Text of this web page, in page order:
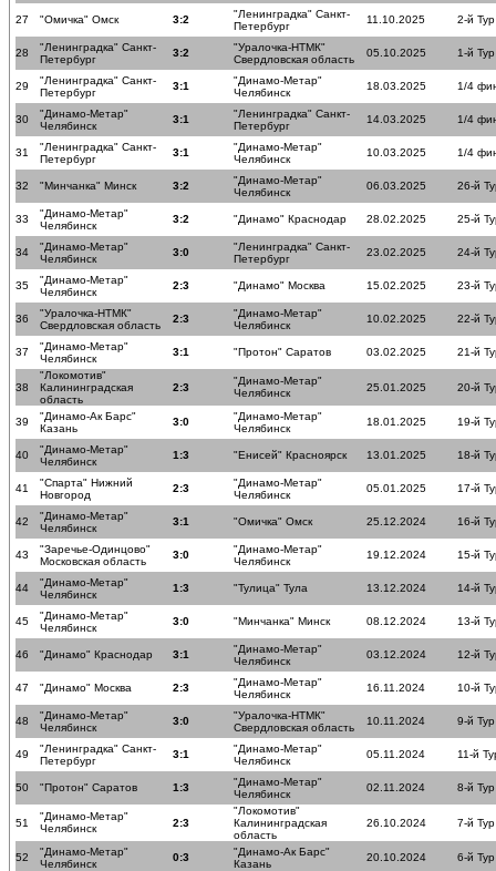
27 "Омичка" Омск 3:2
"Ленинградка" Санкт-
Петербург
11.10.2025 2-й Тур
28
"Ленинградка" Санкт-
Петербург
3:2
"Уралочка-НТМК"
Свердловская область
05.10.2025 1-й Тур
29
"Ленинградка" Санкт-
Петербург
3:1
"Динамо-Метар"
Челябинск
18.03.2025 1/4
30
"Динамо-Метар"
Челябинск
3:1
"Ленинградка" Санкт-
Петербург
14.03.2025 1/4
31
"Ленинградка" Санкт-
Петербург
3:1
"Динамо-Метар"
Челябинск
10.03.2025 1/4
32 "Минчанка" Минск 3:2
"Динамо-Метар"
Челябинск
06.03.2025 26-й
33
"Динамо-Метар"
Челябинск
3:2 "Динамо" Краснодар 28.02.2025 25-й
34
"Динамо-Метар"
Челябинск
3:0
"Ленинградка" Санкт-
Петербург
23.02.2025 24-й
35
"Динамо-Метар"
Челябинск
2:3 "Динамо" Москва 15.02.2025 23-й
36
"Уралочка-НТМК"
Свердловская область
2:3
"Динамо-Метар"
Челябинск
10.02.2025 22-й
37
"Динамо-Метар"
Челябинск
3:1 "Протон" Саратов 03.02.2025 21-й
38
"Локомотив"
Калининградская
область
2:3
"Динамо-Метар"
Челябинск
25.01.2025 20-й
39
"Динамо-Ак Барс"
Казань
3:0
"Динамо-Метар"
Челябинск
18.01.2025 19-й
40
"Динамо-Метар"
Челябинск
1:3 "Енисей" Красноярск 13.01.2025 18-й
41
"Спарта" Нижний
Новгород
2:3
"Динамо-Метар"
Челябинск
05.01.2025 17-й
42
"Динамо-Метар"
Челябинск
3:1 "Омичка" Омск 25.12.2024 16-й
43
"Заречье-Одинцово"
Московская область
3:0
"Динамо-Метар"
Челябинск
19.12.2024 15-й
44
"Динамо-Метар"
Челябинск
1:3 "Тулица" Тула 13.12.2024 14-й
45
"Динамо-Метар"
Челябинск
3:0 "Минчанка" Минск 08.12.2024 13-й
46 "Динамо" Краснодар 3:1
"Динамо-Метар"
Челябинск
03.12.2024 12-й
47 "Динамо" Москва 2:3
"Динамо-Метар"
Челябинск
16.11.2024 10-й
48
"Динамо-Метар"
Челябинск
3:0
"Уралочка-НТМК"
Свердловская область
10.11.2024 9-й Тур
49
"Ленинградка" Санкт-
Петербург
3:1
"Динамо-Метар"
Челябинск
05.11.2024 11-й
50 "Протон" Саратов 1:3
"Динамо-Метар"
Челябинск
02.11.2024 8-й Тур
51
"Динамо-Метар"
Челябинск
2:3
"Локомотив"
Калининградская
область
26.10.2024 7-й Тур
52
"Динамо-Метар"
Челябинск
0:3
"Динамо-Ак Барс"
Казань
20.10.2024 6-й Тур